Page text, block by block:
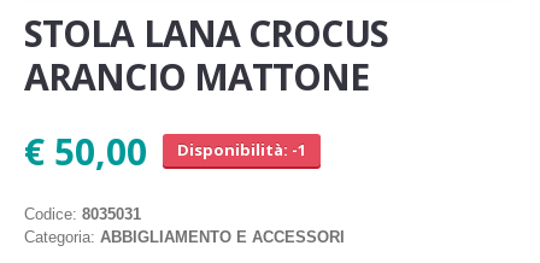
STOLA LANA CROCUS
ARANCIO MATTONE
€ 50,00
Disponibilità: -1
Codice: 8035031
Categoria: ABBIGLIAMENTO E ACCESSORI